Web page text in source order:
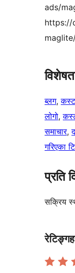
ads/
https://
ब्लग,
लोगो,
समाचार,
गरिएका
प्रति
सक्रिय